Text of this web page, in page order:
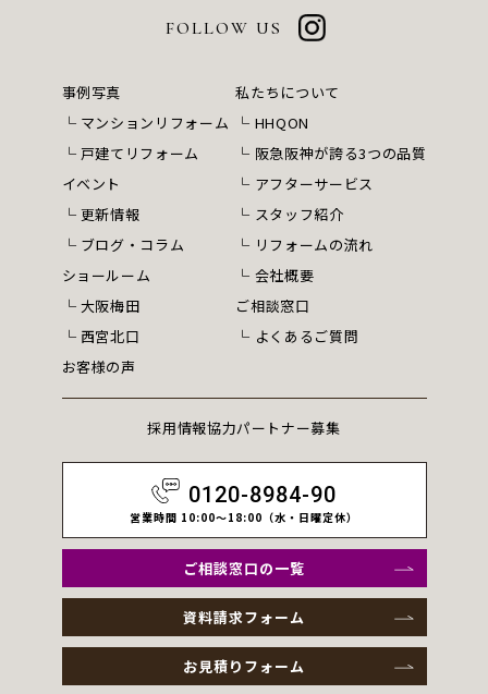
FOLLOW US
事例写真
マンションリフォーム
戸建てリフォーム
イベント
更新情報
ブログ・コラム
ショールーム
大阪梅田
西宮北口
お客様の声
私たちについて
HHQON
阪急阪神が誇る3つの品質
アフターサービス
スタッフ紹介
リフォームの流れ
会社概要
ご相談窓口
よくあるご質問
採用情報協力パートナー募集
0120-8984-90
営業時間 10:00～18:00（水・日曜定休）
ご相談窓口の一覧
資料請求フォーム
お見積りフォーム